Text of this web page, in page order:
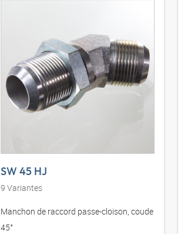
SW 45 HJ
9 Variantes
Manchon de raccord passe-cloison, coude
45°